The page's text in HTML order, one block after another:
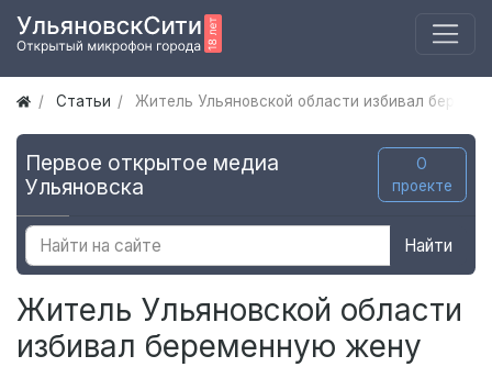
Статьи Житель Ульяновской области избивал
Первое открытое медиа
Ульяновска
О
проекте
Найти
Житель Ульяновской области
избивал беременную жену